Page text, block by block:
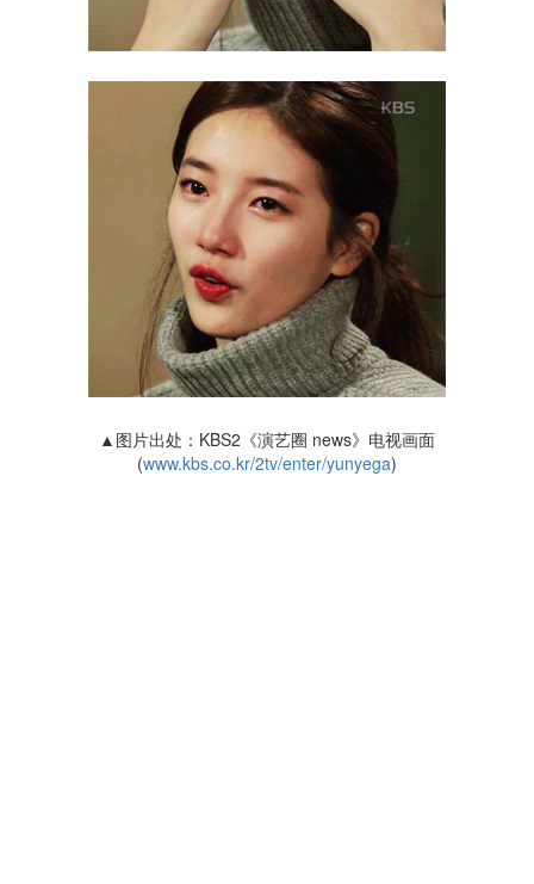
▲图片出处：KBS2《演艺圈 news》电视画面
(www.kbs.co.kr/2tv/enter/yunyega)